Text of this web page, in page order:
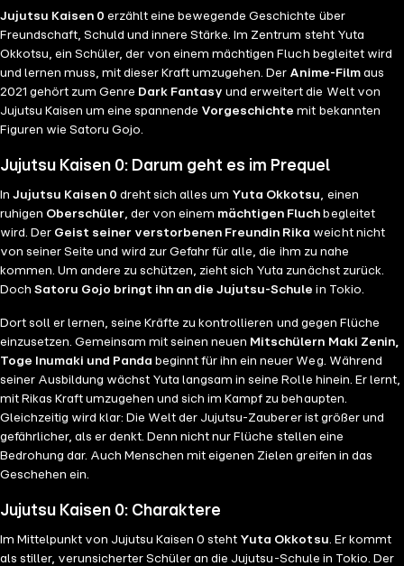
Jujutsu Kaisen 0 erzählt eine bewegende Geschichte über
Freundschaft, Schuld und innere Stärke. Im Zentrum steht Yuta
Okkotsu, ein Schüler, der von einem mächtigen Fluch begleitet wird
und lernen muss, mit dieser Kraft umzugehen. Der Anime-Filmaus
2021 gehört zum Genre Dark Fantasy und erweitert die Welt von
Jujutsu Kaisen um eine spannende Vorgeschichte mit bekannten
Figuren wie Satoru Gojo.
Jujutsu Kaisen 0: Darum geht es im Prequel
InJujutsu Kaisen 0 dreht sich alles um Yuta Okkotsu, einen
ruhigen Oberschüler, der von einem mächtigen Fluch begleitet
wird. Der Geist seiner verstorbenen Freundin Rika weicht nicht
von seiner Seite und wird zur Gefahr für alle, die ihm zu nahe
kommen. Um andere zu schützen, zieht sich Yuta zunächst zurück.
DochSatoru Gojo bringt ihn an die Jujutsu-Schule in Tokio.
Dort soll er lernen, seine Kräfte zu kontrollieren und gegen Flüche
einzusetzen. Gemeinsam mit seinen neuen Mitschülern Maki Zenin,
Toge Inumaki und Panda beginnt für ihn ein neuer Weg. Während
seiner Ausbildung wächst Yuta langsam in seine Rolle hinein. Er lernt,
mit Rikas Kraft umzugehen und sich im Kampf zu behaupten.
Gleichzeitig wird klar: Die Welt der Jujutsu-Zauberer ist größer und
gefährlicher, als er denkt. Denn nicht nur Flüche stellen eine
Bedrohung dar. Auch Menschen mit eigenen Zielen greifen in das
Geschehen ein.
Jujutsu Kaisen 0: Charaktere
Im Mittelpunkt von Jujutsu Kaisen 0 steht Yuta Okkotsu. Er kommt
als stiller, verunsicherter Schüler an die Jujutsu-Schule in Tokio. Der